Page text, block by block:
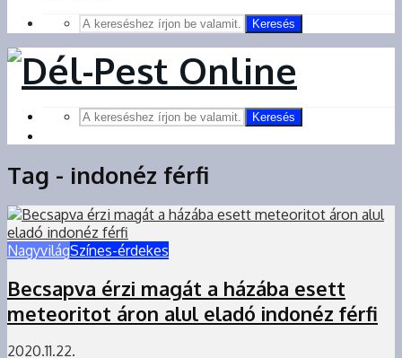
Keresés
Keresés
Tag - indonéz férfi
NagyvilágSzínes-érdekes
Becsapva érzi magát a házába esett
meteoritot áron alul eladó indonéz férfi
2020.11.22.